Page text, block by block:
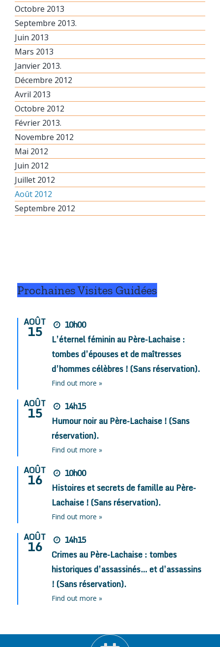
Octobre 2013
Septembre 2013.
Juin 2013
Mars 2013
Janvier 2013.
Décembre 2012
Avril 2013
Octobre 2012
Février 2013.
Novembre 2012
Mai 2012
Juin 2012
Juillet 2012
Août 2012
Septembre 2012
Prochaines Visites Guidées
AOÛT
15
10h00
L’éternel féminin au Père-Lachaise :
tombes d’épouses et de maîtresses
d’hommes célèbres ! (Sans réservation).
Find out more »
AOÛT
15
14h15
Humour noir au Père-Lachaise ! (Sans
réservation).
Find out more »
AOÛT
16
10h00
Histoires et secrets de famille au Père-
Lachaise ! (Sans réservation).
Find out more »
AOÛT
16
14h15
Crimes au Père-Lachaise : tombes
historiques d’assassinés… et d’assassins
! (Sans réservation).
Find out more »